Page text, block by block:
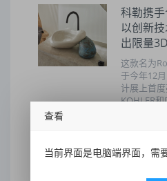
科勒携
以创新
出限量
这款名为
于今年12
计展上首
KOHLER
查看
当前界面是电脑端界面，需